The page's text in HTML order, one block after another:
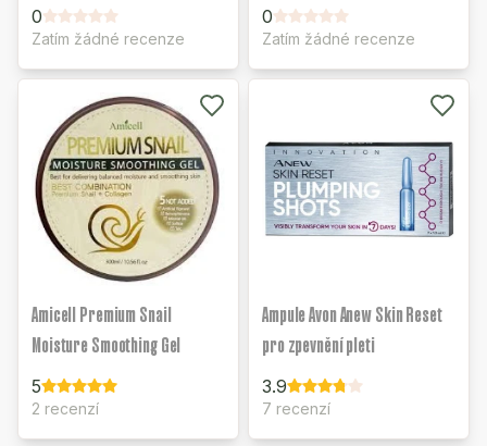
0
Zatím žádné recenze
0
Zatím žádné recenze
Amicell Premium Snail
Moisture Smoothing Gel
5
2 recenzí
Ampule Avon Anew Skin Reset
pro zpevnění pleti
3.9
7 recenzí